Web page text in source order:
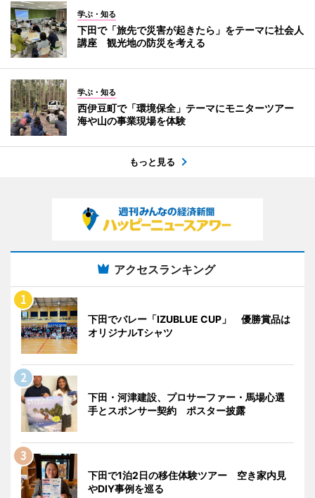
学ぶ・知る
下田で「旅先で災害が起きたら」をテーマに社会人
講座 観光地の防災を考える
学ぶ・知る
西伊豆町で「環境保全」テーマにモニターツアー
海や山の事業現場を体験
もっと見る
アクセスランキング
下田でバレー「IZUBLUE CUP」 優勝賞品は
オリジナルTシャツ
下田・河津建設、プロサーファー・馬場心選
手とスポンサー契約 ポスター披露
下田で1泊2日の移住体験ツアー 空き家内見
やDIY事例を巡る